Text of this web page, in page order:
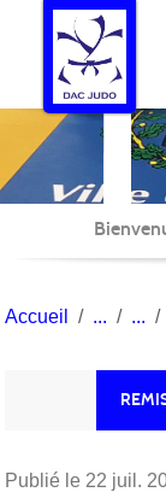
Accueil
Publié le 22 juil.
Panneau de